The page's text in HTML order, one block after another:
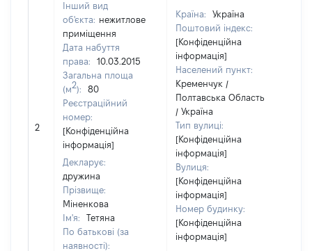
2
Інший вид
об'єкта: нежитлове
приміщення
Дата набуття
права:
10.03.2015
Загальна площа
(м2):
80
Реєстраційний
номер:
[Конфіденційна
інформація]
Декларує:
дружина
Прізвище:
Міненкова
Ім'я:
Тетяна
По батькові (за
наявності):
Країна:
Україна
Поштовий індекс:
[Конфіденційна
інформація]
Населений пункт:
Кременчук /
Полтавська Область
/ Україна
Тип вулиці:
[Конфіденційна
інформація]
Вулиця:
[Конфіденційна
інформація]
Номер будинку:
[Конфіденційна
інформація]